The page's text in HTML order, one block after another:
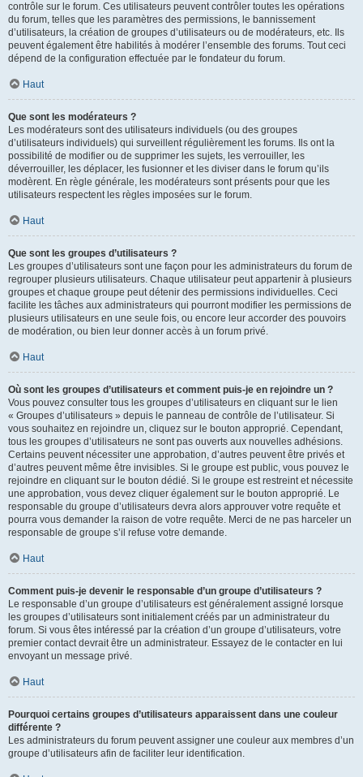
contrôle sur le forum. Ces utilisateurs peuvent contrôler toutes les opérations
du forum, telles que les paramètres des permissions, le bannissement
d’utilisateurs, la création de groupes d’utilisateurs ou de modérateurs, etc. Ils
peuvent également être habilités à modérer l’ensemble des forums. Tout ceci
dépend de la configuration effectuée par le fondateur du forum.
Haut
Que sont les modérateurs ?
Les modérateurs sont des utilisateurs individuels (ou des groupes
d’utilisateurs individuels) qui surveillent régulièrement les forums. Ils ont la
possibilité de modifier ou de supprimer les sujets, les verrouiller, les
déverrouiller, les déplacer, les fusionner et les diviser dans le forum qu’ils
modèrent. En règle générale, les modérateurs sont présents pour que les
utilisateurs respectent les règles imposées sur le forum.
Haut
Que sont les groupes d’utilisateurs ?
Les groupes d’utilisateurs sont une façon pour les administrateurs du forum de
regrouper plusieurs utilisateurs. Chaque utilisateur peut appartenir à plusieurs
groupes et chaque groupe peut détenir des permissions individuelles. Ceci
facilite les tâches aux administrateurs qui pourront modifier les permissions de
plusieurs utilisateurs en une seule fois, ou encore leur accorder des pouvoirs
de modération, ou bien leur donner accès à un forum privé.
Haut
Où sont les groupes d’utilisateurs et comment puis-je en rejoindre un ?
Vous pouvez consulter tous les groupes d’utilisateurs en cliquant sur le lien
« Groupes d’utilisateurs » depuis le panneau de contrôle de l’utilisateur. Si
vous souhaitez en rejoindre un, cliquez sur le bouton approprié. Cependant,
tous les groupes d’utilisateurs ne sont pas ouverts aux nouvelles adhésions.
Certains peuvent nécessiter une approbation, d’autres peuvent être privés et
d’autres peuvent même être invisibles. Si le groupe est public, vous pouvez le
rejoindre en cliquant sur le bouton dédié. Si le groupe est restreint et nécessite
une approbation, vous devez cliquer également sur le bouton approprié. Le
responsable du groupe d’utilisateurs devra alors approuver votre requête et
pourra vous demander la raison de votre requête. Merci de ne pas harceler un
responsable de groupe s’il refuse votre demande.
Haut
Comment puis-je devenir le responsable d’un groupe d’utilisateurs ?
Le responsable d’un groupe d’utilisateurs est généralement assigné lorsque
les groupes d’utilisateurs sont initialement créés par un administrateur du
forum. Si vous êtes intéressé par la création d’un groupe d’utilisateurs, votre
premier contact devrait être un administrateur. Essayez de le contacter en lui
envoyant un message privé.
Haut
Pourquoi certains groupes d’utilisateurs apparaissent dans une couleur
différente ?
Les administrateurs du forum peuvent assigner une couleur aux membres d’un
groupe d’utilisateurs afin de faciliter leur identification.